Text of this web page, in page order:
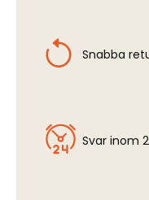
Snabba
Svar inom